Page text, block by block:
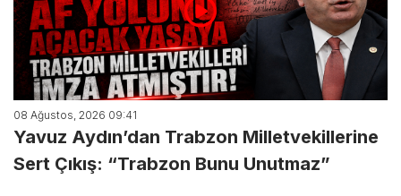
08 Ağustos, 2026 09:41
Yavuz Aydın’dan Trabzon Milletvekillerine
Sert Çıkış: “Trabzon Bunu Unutmaz”